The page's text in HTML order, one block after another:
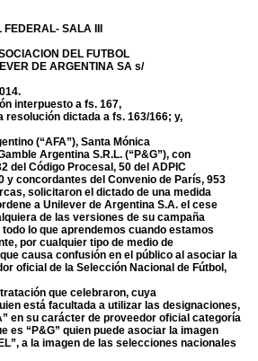
SALA III
DEL FUTBOL
DE ARGENTINA SA s/
interpuesto a fs. 167,
resolución dictada a fs. 163/166; y,
(“AFA”), Santa Mónica
Argentina S.R.L. (“P&G”), con
del Código Procesal, 50 del ADPIC
y concordantes del Convenio de París, 953
solicitaron el dictado de una medida
a Unilever de Argentina S.A. el cese
de las versiones de su campaña
lo que aprendemos cuando estamos
por cualquier tipo de medio de
causa confusión en el público al asociar la
oficial de la Selección Nacional de Fútbol,
que celebraron, cuya
está facultada a utilizar las designaciones,
en su carácter de proveedor oficial categoría
es “P&G” quien puede asociar la imagen
a la imagen de las selecciones nacionales